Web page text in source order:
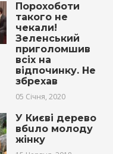
Порохоботи
такого не
чекали!
Зеленський
приголомшив
всіх на
відпочинку. Не
збрехав
05 Січня, 2020
У Києві дерево
вбuлo молоду
жінку